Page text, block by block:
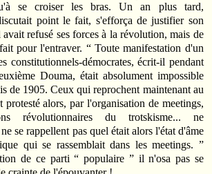
se croiser les bras. Un an plus tard,
point le fait, s'efforça de justifier son
refusé ses forces à la révolution, mais de
pour l'entraver. “ Toute manifestation d'un
constitutionnels‑démocrates, écrit‑il pendant
Douma, était absolument impossible
de 1905. Ceux qui reprochent maintenant au
alors, par l'organisation de meetings,
révolutionnaires du trotskisme... ne
se rappellent pas quel était alors l'état d'âme
qui se rassemblait dans les meetings. ”
de ce parti “ populaire ” il n'osa pas se